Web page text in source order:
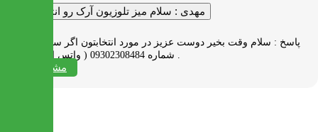
مهدی : سلام میز تلوزیون آرک رو انتخاب کردم
پاسخ : سلام وقت بخیر دوست عزیز در مورد انتخابتون اگر سوالی دارید به
مشاهده همه